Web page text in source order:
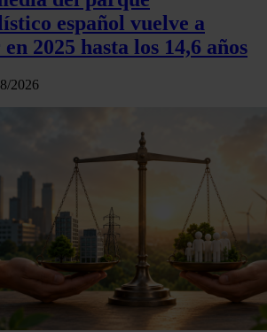
español vuelve a
2025 hasta los 14,6 años
2026